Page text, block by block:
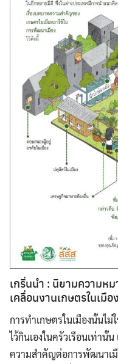
เกริ่นนำ : นิยามความห
เคลื่อนงานเกษตรในเมือ
การทำเกษตรในเมืองนั้นไม่
ไว้กินเองในครัวเรือนเท่า
ความสำคัญต่อการพัฒนาเ